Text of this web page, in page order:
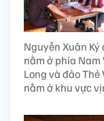
Nguyễn Xuân
nằm ở phía
Long và đảo
nằm ở khu vực